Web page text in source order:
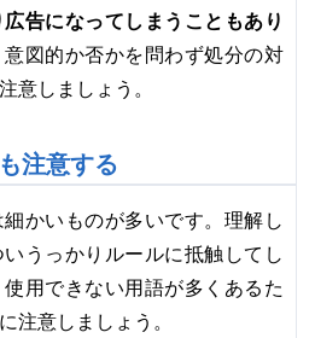
告になってしまうこともあり
図的か否かを問わず処分の対
意しましょう。
注意する
かいものが多いです。理解し
うっかりルールに抵触してし
用できない用語が多くあるた
注意しましょう。